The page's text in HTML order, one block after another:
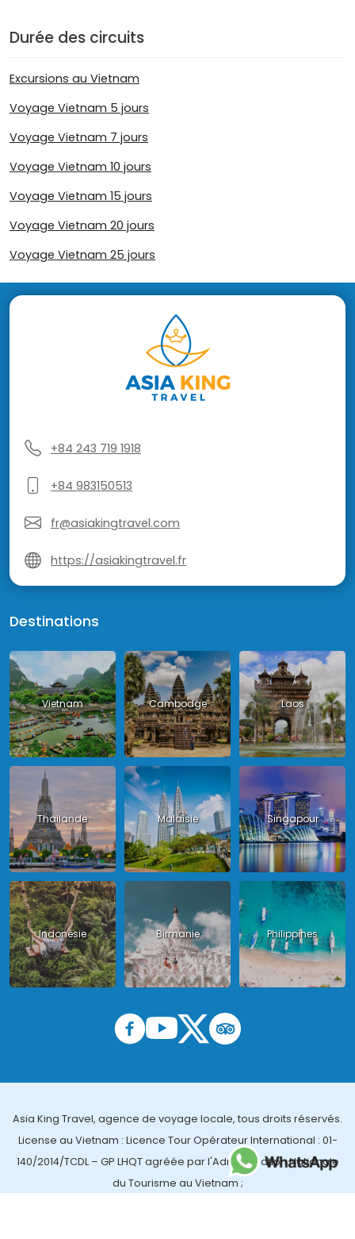
Durée des circuits
Excursions au Vietnam
Voyage Vietnam 5 jours
Voyage Vietnam 7 jours
Voyage Vietnam 10 jours
Voyage Vietnam 15 jours
Voyage Vietnam 20 jours
Voyage Vietnam 25 jours
+84 243 719 1918
+84 983150513
fr@asiakingtravel.com
https://asiakingtravel.fr
Destinations
Vietnam Cambodge Laos
Thailande Malaisie Singapour
Indonésie Birmanie Philippines
Asia King Travel, agence de voyage locale, tous droits réservés.
License au Vietnam : Licence Tour Opérateur International : 01-
140/2014/TCDL – GP LHQT agréée par l'Administration Nationale
du Tourisme au Vietnam ;